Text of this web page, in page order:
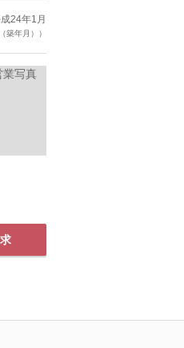
24年1月
築年月））